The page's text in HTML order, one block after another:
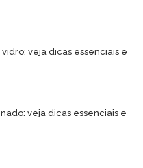
veja dicas essenciais e
veja dicas essenciais e